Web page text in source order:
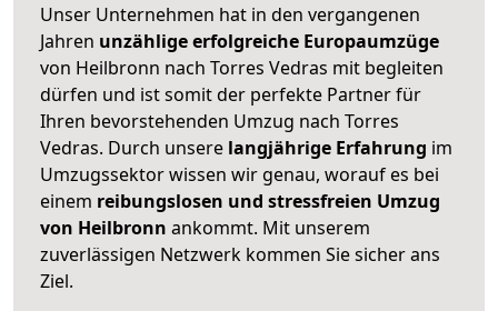
Unser Unternehmen hat in den vergangenen
Jahren unzählige erfolgreiche Europaumzüge
von Heilbronn nach Torres Vedras mit begleiten
dürfen und ist somit der perfekte Partner für
Ihren bevorstehenden Umzug nach Torres
Vedras. Durch unsere langjährige Erfahrung im
Umzugssektor wissen wir genau, worauf es bei
einem reibungslosen und stressfreien Umzug
von Heilbronn ankommt. Mit unserem
zuverlässigen Netzwerk kommen Sie sicher ans
Ziel.